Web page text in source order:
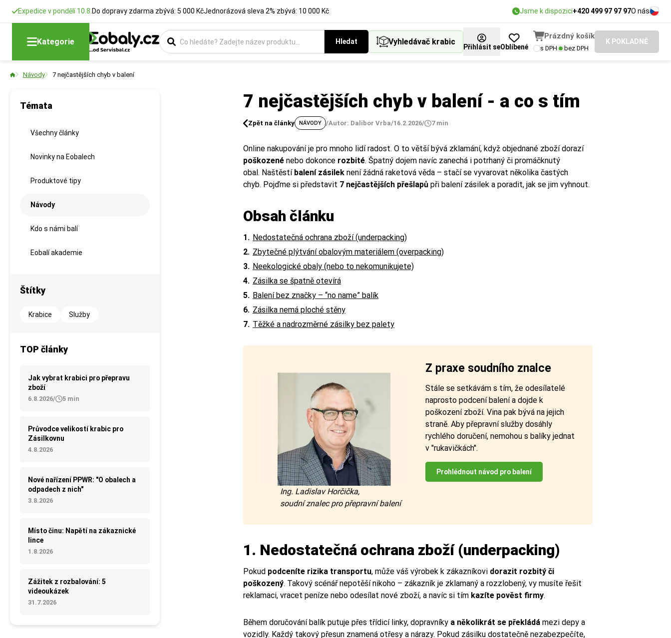
Expedice v pondělí 10.8. Do dopravy zdarma zbývá: 5 000 KčJednorázová sleva 2% zbývá: 10 000 Kč Jsme k dispozici+420 499 97 97 97O nás
Kategorie Hledat Vyhledávač krabic
Přihlásit seOblíbené
Prázdný košík
s DPH bez DPH
K POKLADNĚ
Návody 7 nejčastějších chyb v balení
Témata
Všechny články
Novinky na Eobalech
Produktové tipy
Návody
Kdo s námi balí
Eobalí akademie
Štítky
Krabice Služby
TOP články
Jak vybrat krabici pro přepravu
zboží
6.8.2026/ 5 min
Průvodce velikostí krabic pro
Zásilkovnu
4.8.2026
Nové nařízení PPWR: "O obalech a
odpadech z nich"
3.8.2026
Místo činu: Napětí na zákaznické
lince
1.8.2026
Zážitek z rozbalování: 5
videoukázek
31.7.2026
7 nejčastějších chyb v balení - a co s tím
Zpět na články NÁVODY /Autor: Dalibor Vrba/16.2.2026/ 7 min
Online nakupování je pro mnoho lidí radost. O to větší bývá zklamání, když objednané zboží dorazí
poškozené nebo dokonce rozbité. Špatný dojem navíc zanechá i potrhaný či promáčknutý
obal. Naštěstí balení zásilek není žádná raketová věda – stačí se vyvarovat několika častých
chyb. Pojďme si představit 7 nejčastějších přešlapů při balení zásilek a poradit, jak se jim vyhnout.
Obsah článku
Nedostatečná ochrana zboží (underpacking)
Zbytečné plýtvání obalovým materiálem (overpacking)
Neekologické obaly (nebo to nekomunikujete)
Zásilka se špatně otevírá
Balení bez značky – “no name” balík
Zásilka nemá ploché stěny
Těžké a nadrozměrné zásilky bez palety
Ing. Ladislav Horčička,
soudní znalec pro přepravní balení
Z praxe soudního znalce
Stále se setkávám s tím, že odesílatelé
naprosto podcení balení a dojde k
poškození zboží. Vina pak bývá na jejich
straně. Aby přepravní služby dosáhly
rychlého doručení, nemohou s balíky jednat
v "rukavičkách".
Prohlédnout návod pro balení
1. Nedostatečná ochrana zboží (underpacking)
Pokud podceníte rizika transportu, může váš výrobek k zákazníkovi dorazit rozbitý či
poškozený. Takový scénář nepotěší nikoho – zákazník je zklamaný a rozzlobený, vy musíte řešit
reklamaci, vracet peníze nebo odesílat nové zboží, a navíc si tím kazíte pověst firmy.
Během doručování balík putuje přes třídicí linky, dopravníky a několikrát se překládá mezi depy a
vozidly. Každý takový přesun znamená otřesy a nárazy. Pokud zásilku dostatečně nezabezpečíte,